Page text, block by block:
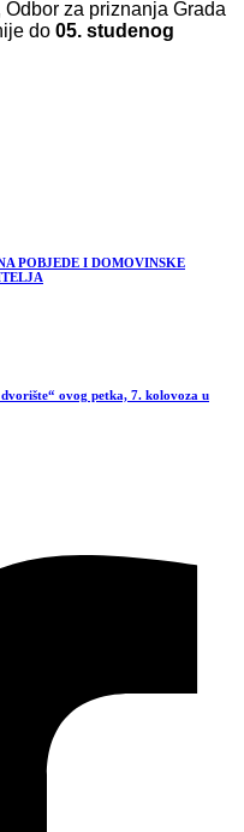
za priznanja Grada
do 05. studenog
POBJEDE I DOMOVINSKE
ovog petka, 7. kolovoza u